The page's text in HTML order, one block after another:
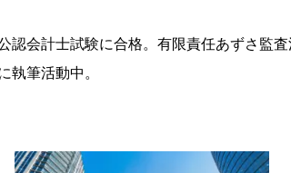
認会計士試験に合格。有限責任あずさ監
執筆活動中。